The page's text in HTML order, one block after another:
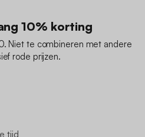
10% korting
Niet te combineren met andere
rode prijzen.
tijd